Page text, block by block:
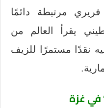
مرتبطة دائمًا
يقرأ العالم من
نقدًا مستمرًا للزيف
في غزة